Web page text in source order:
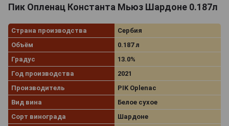
Пик Опленац Константа Мьюз Шардоне 0.187л
Страна производства
Сербия
Объём
0.187 л
Градус
13.0%
Год производства
2021
Производитель
PIK Oplenac
Вид вина
Белое сухое
Сорт винограда
Шардоне